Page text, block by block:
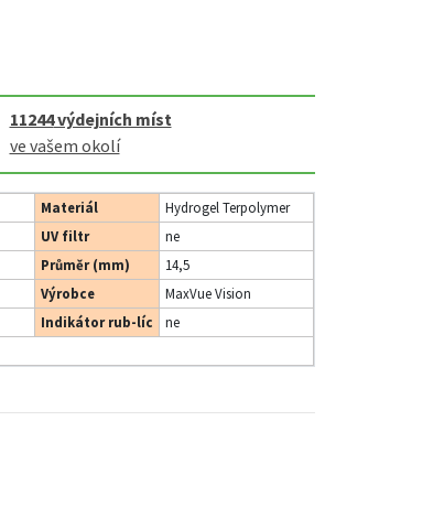
11244výdejních míst
ve vašem okolí
Materiál
Hydrogel Terpolymer
UV filtr
ne
Průměr (mm)
14,5
Výrobce
MaxVue Vision
Indikátor rub-líc
ne